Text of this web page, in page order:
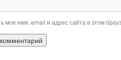
моё имя, email и адрес сайта в этом